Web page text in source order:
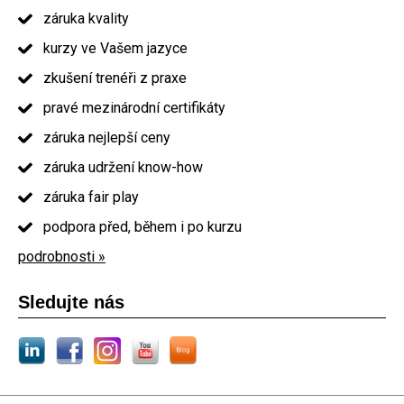
záruka kvality
kurzy ve Vašem jazyce
zkušení trenéři z praxe
pravé mezinárodní certifikáty
záruka nejlepší ceny
záruka udržení know-how
záruka fair play
podpora před, během i po kurzu
podrobnosti »
Sledujte nás